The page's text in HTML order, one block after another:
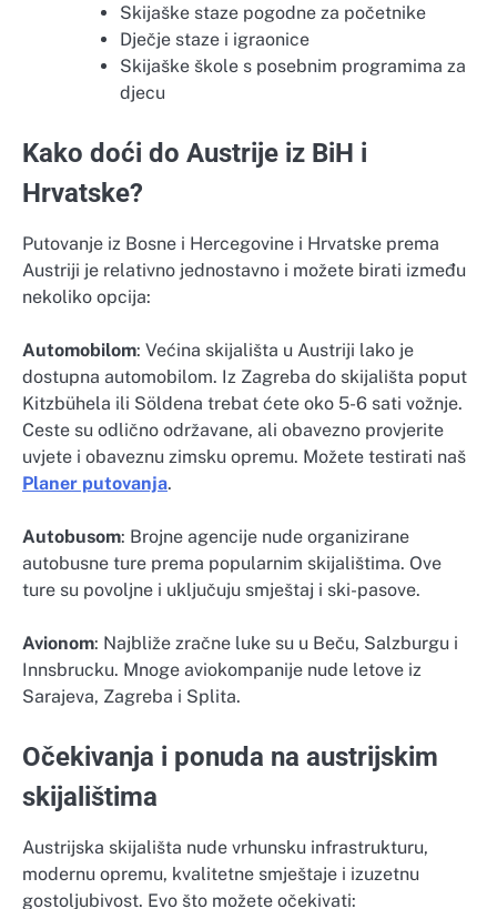
Skijaške staze pogodne za početnike
Dječje staze i igraonice
Skijaške škole s posebnim programima za
djecu
Kako doći do Austrije iz BiH i
Hrvatske?
Putovanje iz Bosne i Hercegovine i Hrvatske prema
Austriji je relativno jednostavno i možete birati između
nekoliko opcija:
Automobilom: Većina skijališta u Austriji lako je
dostupna automobilom. Iz Zagreba do skijališta poput
Kitzbühela ili Söldena trebat ćete oko 5-6 sati vožnje.
Ceste su odlično održavane, ali obavezno provjerite
uvjete i obaveznu zimsku opremu. Možete testirati naš
Planer putovanja.
Autobusom: Brojne agencije nude organizirane
autobusne ture prema popularnim skijalištima. Ove
ture su povoljne i uključuju smještaj i ski-pasove.
Avionom: Najbliže zračne luke su u Beču, Salzburgu i
Innsbrucku. Mnoge aviokompanije nude letove iz
Sarajeva, Zagreba i Splita.
Očekivanja i ponuda na austrijskim
skijalištima
Austrijska skijališta nude vrhunsku infrastrukturu,
modernu opremu, kvalitetne smještaje i izuzetnu
gostoljubivost. Evo što možete očekivati: